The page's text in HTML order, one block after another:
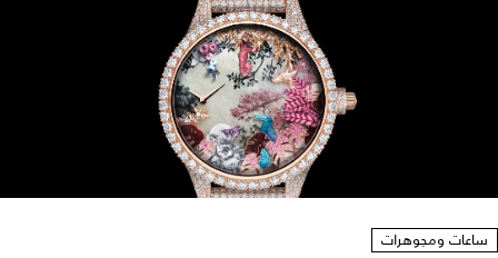
ساعات ومجوهرات